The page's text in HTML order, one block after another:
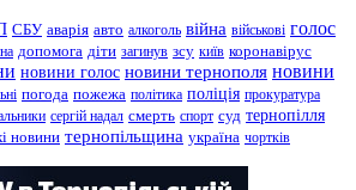
СБУ аварія авто алкоголь війна військові голос
допомога діти загинув зсу київ коронавірус
новини голос новини тернополя новини
погода пожежа політика поліція прокуратура
сергій надал смерть спорт суд тернопілля
новини тернопільщина україна чортків